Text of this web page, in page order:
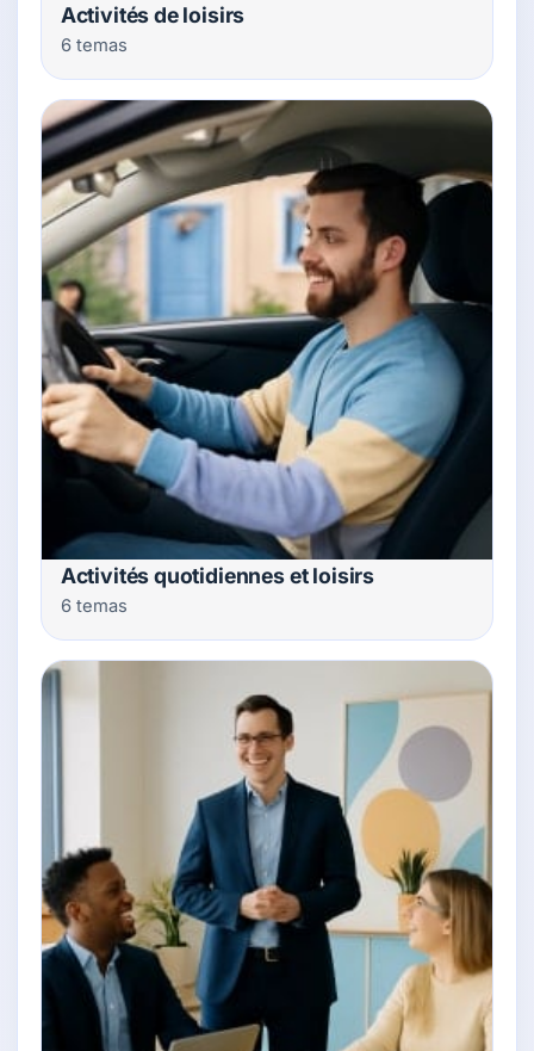
Activités de loisirs
6 temas
Activités quotidiennes et loisirs
6 temas